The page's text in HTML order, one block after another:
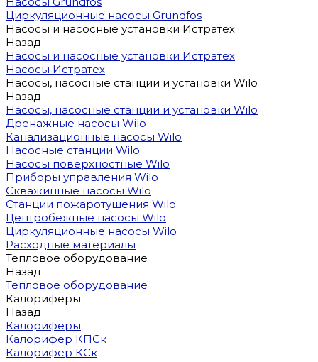
Циркуляционные насосы Grundfos
Насосы и насосные установки Истратех
Назад
Насосы и насосные установки Истратех
Насосы Истратех
Насосы, насосные станции и установки Wilo
Назад
Насосы, насосные станции и установки Wilo
Дренажные насосы Wilo
Канализационные насосы Wilo
Насосные станции Wilo
Насосы поверхностные Wilo
Приборы управления Wilo
Скважинные насосы Wilo
Станции пожаротушения Wilo
Центробежные насосы Wilo
Циркуляционные насосы Wilo
Расходные материалы
Тепловое оборудование
Назад
Тепловое оборудование
Калориферы
Назад
Калориферы
Калорифер КПСк
Калорифер КСк